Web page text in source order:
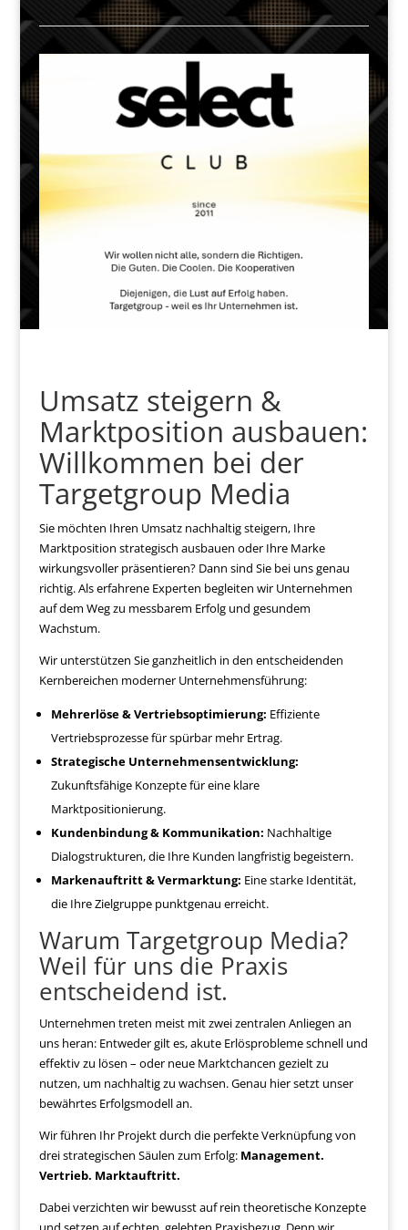
Umsatz steigern &
Marktposition ausbauen:
Willkommen bei der
Targetgroup Media
Sie möchten Ihren Umsatz nachhaltig steigern, Ihre
Marktposition strategisch ausbauen oder Ihre Marke
wirkungsvoller präsentieren? Dann sind Sie bei uns genau
richtig. Als erfahrene Experten begleiten wir Unternehmen
auf dem Weg zu messbarem Erfolg und gesundem
Wachstum.
Wir unterstützen Sie ganzheitlich in den entscheidenden
Kernbereichen moderner Unternehmensführung:
Mehrerlöse & Vertriebsoptimierung: Effiziente
Vertriebsprozesse für spürbar mehr Ertrag.
Strategische Unternehmensentwicklung:
Zukunftsfähige Konzepte für eine klare
Marktpositionierung.
Kundenbindung & Kommunikation: Nachhaltige
Dialogstrukturen, die Ihre Kunden langfristig begeistern.
Markenauftritt & Vermarktung: Eine starke Identität,
die Ihre Zielgruppe punktgenau erreicht.
Warum Targetgroup Media?
Weil für uns die Praxis
entscheidend ist.
Unternehmen treten meist mit zwei zentralen Anliegen an
uns heran: Entweder gilt es, akute Erlösprobleme schnell und
effektiv zu lösen – oder neue Marktchancen gezielt zu
nutzen, um nachhaltig zu wachsen. Genau hier setzt unser
bewährtes Erfolgsmodell an.
Wir führen Ihr Projekt durch die perfekte Verknüpfung von
drei strategischen Säulen zum Erfolg: Management.
Vertrieb. Marktauftritt.
Dabei verzichten wir bewusst auf rein theoretische Konzepte